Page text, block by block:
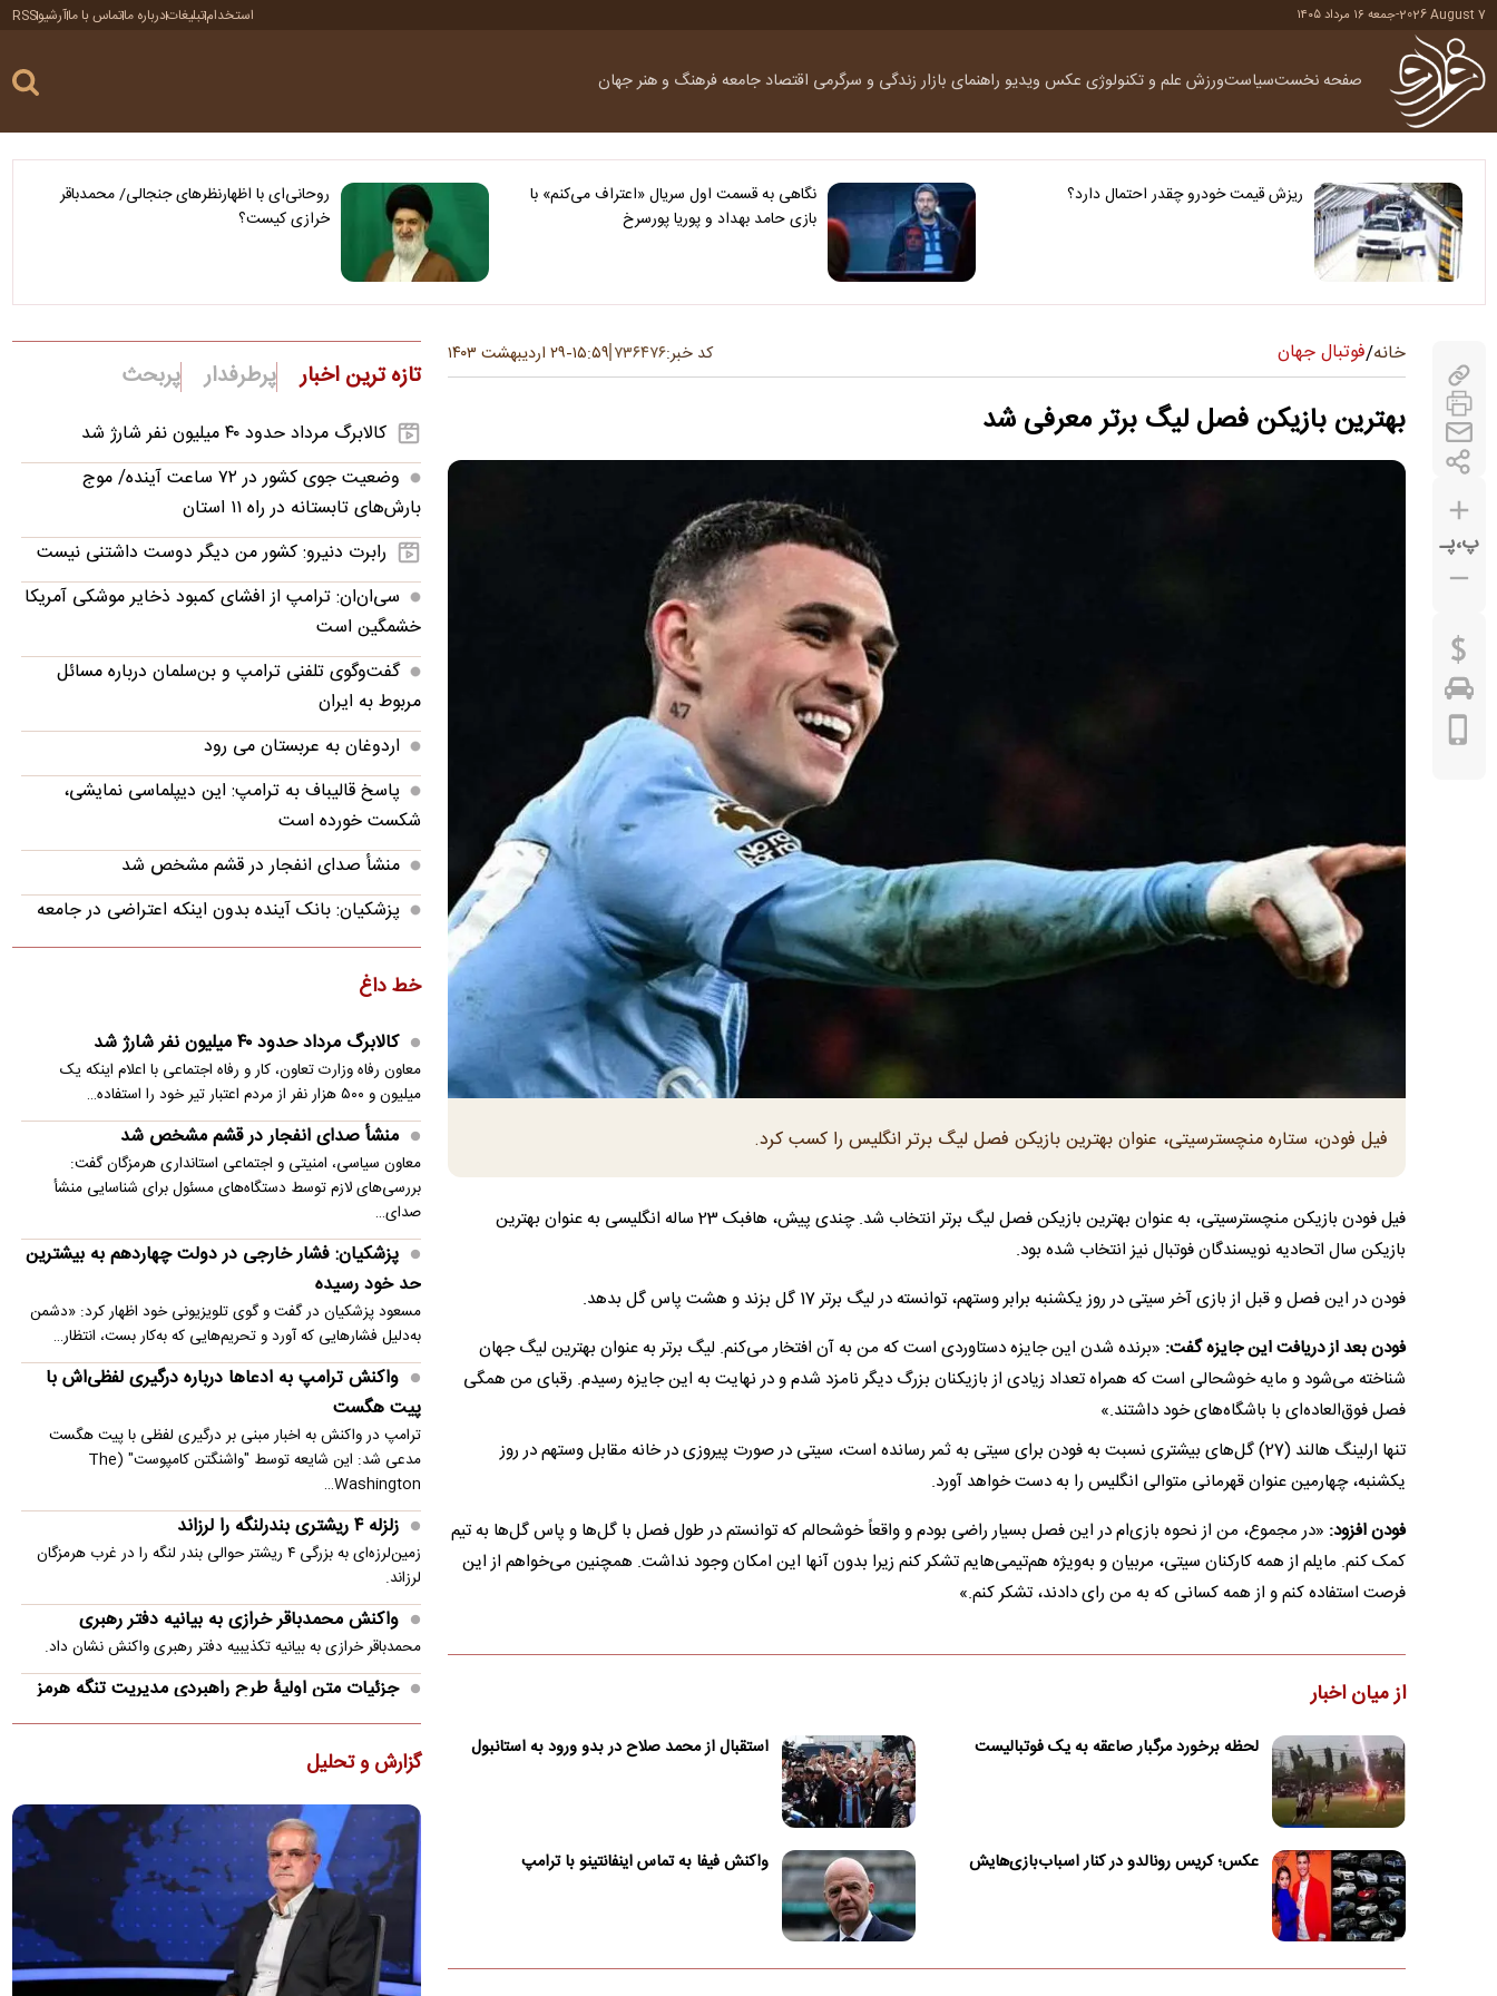
2026 August 7
-جمعه ۱۶ مرداد ۱۴۰۵ استخدامتبلیغاتدرباره ماتماس با ماآرشیوRSS
صفحه نخستسیاستورزش علم و تکنولوژی عکس ویدیو راهنمای بازارزندگی و سرگرمی اقتصاد جامعهفرهنگ و هنرجهان
ریزش قیمت خودرو چقدر احتمال دارد؟
نگاهی به قسمت اول سریال «اعتراف می‌کنم» با
بازی حامد بهداد و پوریا پورسرخ
روحانی‌ای با اظهارنظرهای جنجالی/ محمدباقر
خرازی کیست؟
پ،پـ
خانه/فوتبال جهان کد خبر:۷۳۶۴۷۶ ۱۵:۵۹-۲۹ اردیبهشت ۱۴۰۳
بهترین بازیکن فصل لیگ برتر معرفی شد
فیل فودن، ستاره منچسترسیتی، عنوان بهترین بازیکن فصل لیگ برتر انگلیس را کسب کرد.
فیل فودن بازیکن منچسترسیتی، به عنوان بهترین بازیکن فصل لیگ برتر انتخاب شد. چندی پیش، هافبک 23 ساله انگلیسی به عنوان بهترین
بازیکن سال اتحادیه نویسندگان فوتبال نیز انتخاب شده بود.
فودن در این فصل و قبل از بازی آخر سیتی در روز یکشنبه برابر وستهم، توانسته در لیگ برتر 17 گل بزند و هشت پاس گل بدهد.
فودن بعد از دریافت این جایزه گفت: «برنده شدن این جایزه دستاوردی است که من به آن افتخار می‌کنم. لیگ برتر به عنوان بهترین لیگ جهان
شناخته می‌شود و مایه خوشحالی است که همراه تعداد زیادی از بازیکنان بزرگ دیگر نامزد شدم و در نهایت به این جایزه رسیدم. رقبای من همگی
فصل فوق‌العاده‌ای با باشگاه‌های خود داشتند.»
تنها ارلینگ هالند (27) گل‌های بیشتری نسبت به فودن برای سیتی به ثمر رسانده است، سیتی در صورت پیروزی در خانه مقابل وستهم در روز
یکشنبه، چهارمین عنوان قهرمانی متوالی انگلیس را به دست خواهد آورد.
فودن افزود: «در مجموع، من از نحوه بازی‌ام در این فصل بسیار راضی بودم و واقعاً خوشحالم که توانستم در طول فصل با گل‌ها و پاس گل‌ها به تیم
کمک کنم. مایلم از همه کارکنان سیتی، مربیان و به‌ویژه هم‌تیمی‌هایم تشکر کنم زیرا بدون آنها این امکان وجود نداشت. همچنین می‌خواهم از این
فرصت استفاده کنم و از همه کسانی که به من رای دادند، تشکر کنم.»
از میان اخبار
لحظه برخورد مرگبار صاعقه به یک فوتبالیست استقبال از محمد صلاح در بدو ورود به استانبول
عکس؛ کریس رونالدو در کنار اسباب‌بازی‌هایش واکنش فیفا به تماس اینفانتینو با ترامپ
تازه ترین اخبار پرطرفدار پربحث
کالابرگ مرداد حدود ۴۰‌ میلیون نفر شارژ شد
وضعیت جوی کشور در ۷۲ ساعت آینده/ موج
بارش‌های تابستانه در راه ۱۱ استان
رابرت دنیرو: کشور من دیگر دوست داشتنی نیست
سی‌ان‌ان: ترامپ از افشای کمبود ذخایر موشکی آمریکا
خشمگین است
گفت‌وگوی تلفنی ترامپ و بن‌سلمان درباره مسائل
مربوط به ایران
اردوغان به عربستان می رود
پاسخ قالیباف به ترامپ: این دیپلماسی نمایشی،
شکست خورده است
منشأ صدای انفجار در قشم مشخص شد
پزشکیان: بانک آینده بدون اینکه اعتراضی در جامعه
شکل بگیرد، بسته شد
پزشکیان: فشار خارجی در دولت چهاردهم به
پزشکیان: در ابتدای دولت با قطعی برق، آب و گاز
مواجه بودیم
معاون مرکز شرکت‌های دانش‌بنیان: توسعه فناوری،
مسیر رقابت‌پذیری صنعت قطعه‌سازی است
سنتکام: به محاصره دریایی ایران ادامه می دهیم
مصر خواستار تدوین چشم‌انداز مشترک عربی برای
امنیت منطقه شد
انفجار در حومه دمشق چند کشته و زخمی برجا
گذاشت
خط داغ
کالابرگ مرداد حدود ۴۰‌ میلیون نفر شارژ شد
معاون رفاه وزارت تعاون، کار و رفاه اجتماعی با اعلام اینکه یک
میلیون و ۵۰۰ هزار نفر از مردم اعتبار تیر خود را استفاده…
منشأ صدای انفجار در قشم مشخص شد
معاون سیاسی، امنیتی و اجتماعی استانداری هرمزگان گفت:
بررسی‌های لازم توسط دستگاه‌های مسئول برای شناسایی منشأ
صدای…
پزشکیان: فشار خارجی در دولت چهاردهم به بیشترین
حد خود رسیده
مسعود پزشکیان در گفت و گوی تلویزیونی خود اظهار کرد: «دشمن
به‌دلیل فشارهایی که آورد و تحریم‌هایی که به‌کار بست، انتظار…
واکنش ترامپ به ادعاها درباره درگیری لفظی‌اش با
پیت هگست
ترامپ در واکنش به اخبار مبنی بر درگیری لفظی با پیت هگست
مدعی شد: این شایعه توسط "واشنگتن کامپوست" (The
Washington…
زلزله ۴ ریشتری بندرلنگه را لرزاند
زمین‌لرزه‌ای به بزرگی ۴ ریشتر حوالی بندر لنگه را در غرب هرمزگان
لرزاند.
واکنش محمدباقر خرازی به بیانیه دفتر رهبری
محمدباقر خرازی به بیانیه تکذیبیه دفتر رهبری واکنش نشان داد.
جزئیات متن اولیۀ طرح راهبردی مدیریت تنگه هرمز
منتشر شد
عضو هیئت‌رئیسه مجلس گفت: متن اولیۀ طرح «اقدام راهبردی
تأمین امنیت و پیشرفت پایدار تنگۀ هرمز و خلیج‌فارس» در
پزشکیان: ۴۷ سال است می‌خواهیم درست کار کنیم،
می‌گویند الان وقتش نیست!
مسعود پزشکیان گفت: ۴۷ سال است می‌خواهیم درست کار کنیم،
می‌گویند الان وقتش نیست! ایران خودرو را واگذار کردیم و به
تبعش…
ضرغامی: تغییر ریل، عین بصیرت است/ فرصت
گزارش و تحلیل